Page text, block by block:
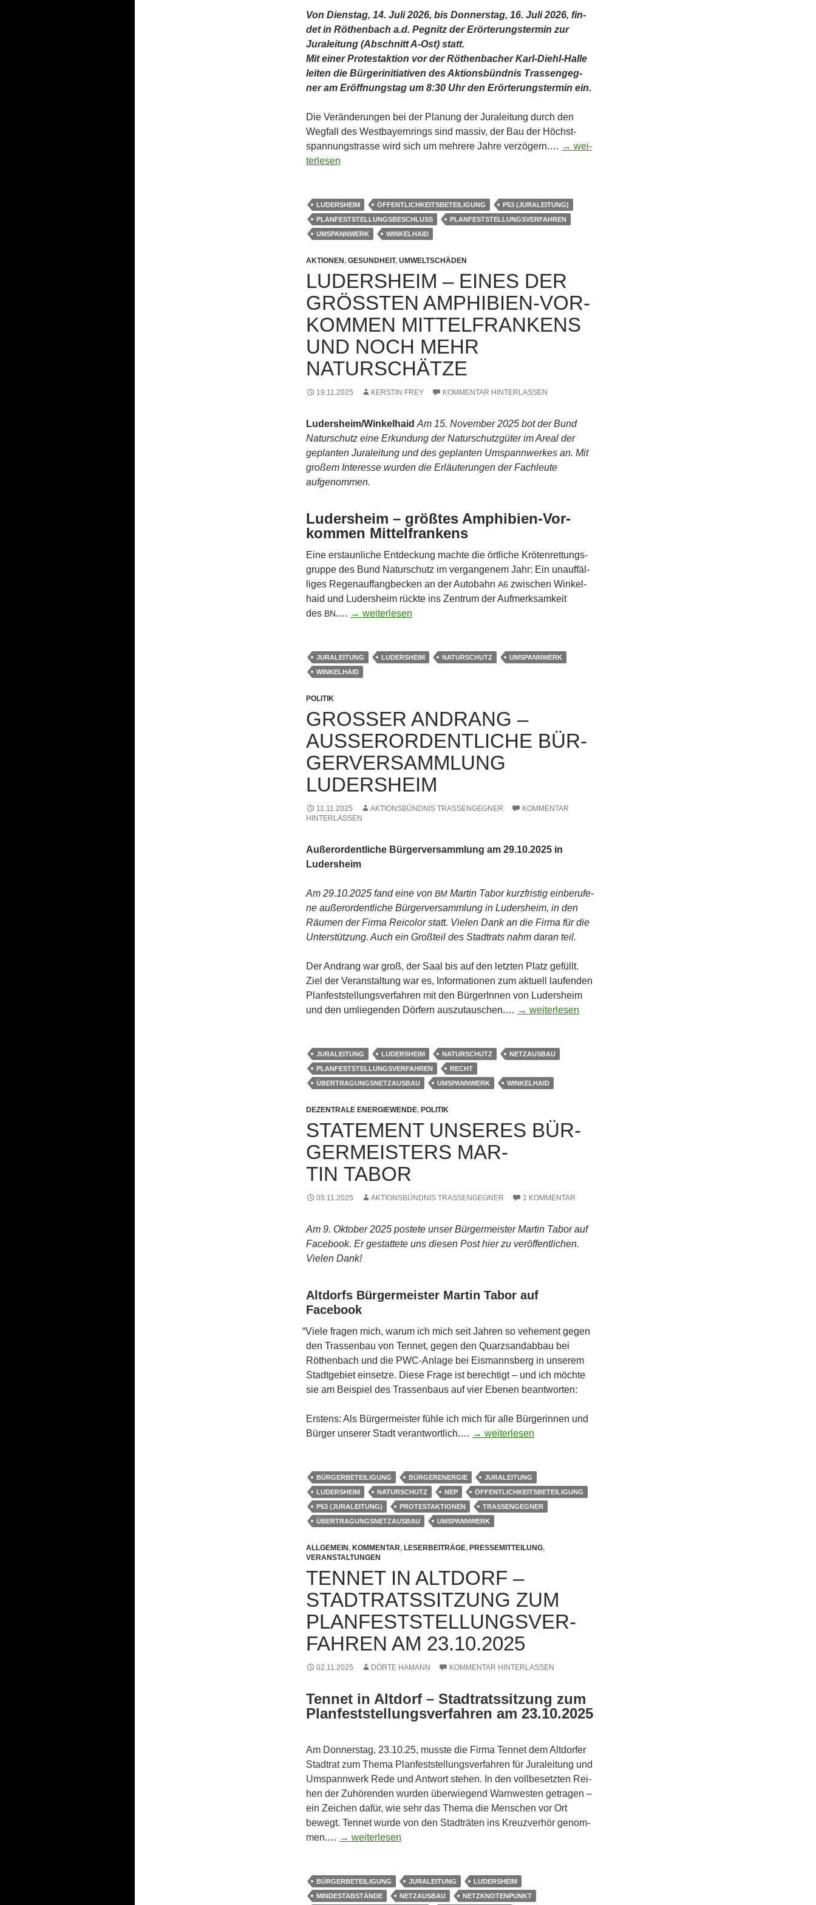
Von Diens­tag, 14. Juli 2026, bis Don­ners­tag, 16. Juli 2026, fin­
det in Röthen­bach a.d. Peg­nitz der Erör­te­rungs­ter­min zur
Jura­lei­tung (Abschnitt A‑Ost) statt.
Mit einer Pro­test­ak­ti­on vor der Röthen­ba­cher Karl-Diehl-Hal­­le
lei­ten die Bür­ger­initia­ti­ven des Akti­ons­bünd­nis Tras­sen­geg­
ner am Eröff­nungs­tag um 8:30 Uhr den Erör­te­rungs­ter­min ein.
Die Ver­än­de­run­gen bei der Pla­nung der Jura­lei­tung durch den
Weg­fall des West­bay­ern­rings sind mas­siv, der Bau der Höchst­
span­nungstras­se wird sich um meh­re­re Jah­re ver­zö­gern.… → wei­
ter­le­sen
LUDERSHEIM ÖFFENTLICHKEITSBETEILIGUNG
P53 (JURALEITUNG)
PLANFESTSTELLUNGSBESCHLUSS
PLANFESTSTELLUNGSVERFAHREN
UMSPANNWERK
WINKELHAID
AKTIONEN , GESUNDHEIT, UMWELTSCHÄDEN
LUDERS­HEIM – EINES DER
GRÖSS­TEN AMPHI­BI­EN-VOR­K
OM­MEN MIT­TEL­FRAN­KENS U
ND NOCH MEHR N
ATURSCHÄTZE
19.11.2025 KERSTIN FREY KOMMENTAR HINTERLASSEN
Ludersheim/Winkelhaid Am 15. Novem­ber 2025 bot der Bund
Natur­schutz eine Erkun­dung der Natur­schutz­gü­ter im Are­al der
geplan­ten Jura­lei­tung und des geplan­ten Umspann­wer­kes an. Mit
gro­ßem Inter­es­se wur­den die Erläu­te­run­gen der Fach­leu­te
aufgenommen.
Luders­heim – größ­tes Amphi­­bi­en-Vor­­­
kom­­men Mittelfrankens
Eine erstaun­li­che Ent­de­ckung mach­te die ört­li­che Krö­ten­ret­tungs­
grup­pe des Bund Natur­schutz im ver­gan­ge­nem Jahr: Ein unauf­fäl­
li­ges Regen­auf­fang­be­cken an der Auto­bahn A6 zwi­schen Win­kel­
haid und Luders­heim rück­te ins Zen­trum der Auf­merk­sam­keit
des BN.… → wei­ter­le­sen
JURALEITUNG LUDERSHEIM NATURSCHUTZ
UMSPANNWERK
WINKELHAID
POLITIK
GRO­SSER ANDRANG – A
USSER­OR­DENT­LI­CHE BÜR­GE
R­VER­SAMM­LUNG LU
DERSHEIM
11.11.2025 AKTIONSBÜNDNIS TRASSENGEGNER
KOMMENTAR
HINTERLASSEN
Außer­or­dent­li­che Bür­ger­ver­samm­lung am 29.10.2025 in
Ludersheim
Am 29.10.2025 fand eine von BM Mar­tin Tabor kurz­fris­tig ein­be­ru­fe­
ne außer­or­dent­li­che Bür­ger­ver­samm­lung in Luders­heim, in den
Räu­men der Fir­ma Rei­co­lor statt. Vie­len Dank an die Fir­ma für die
Unter­stüt­zung. Auch ein Groß­teil des Stadt­rats nahm dar­an teil.
Der Andrang war groß, der Saal bis auf den letz­ten Platz gefüllt.
Ziel der Ver­an­stal­tung war es, Infor­ma­tio­nen zum aktu­ell lau­fen­den
Plan­fest­stel­lungs­ver­fah­ren mit den Bür­ge­rIn­nen von Luders­heim
und den umlie­gen­den Dör­fern aus­zu­tau­schen.… → wei­ter­le­sen
JURALEITUNG LUDERSHEIM NATURSCHUTZ
NETZAUSBAU
PLANFESTSTELLUNGSVERFAHREN
RECHT
ÜBERTRAGUNGSNETZAUSBAU
UMSPANNWERK WINKELHAID
DEZENTRALE ENERGIEWENDE, POLITIK
STATE­MENT UNSE­RES BÜR­
GER­MEIS­TERS MAR­
TIN TABOR
05.11.2025 AKTIONSBÜNDNIS TRASSENGEGNER 1 KOMMENTAR
Am 9. Okto­ber 2025 pos­te­te unser Bür­ger­meis­ter Mar­tin Tabor auf
Face­book. Er gestat­te­te uns die­sen Post hier zu ver­öf­fent­li­chen.
Vie­len Dank!
Alt­dorfs Bür­ger­meis­ter Mar­tin Tabor auf
Facebook
“Vie­le fra­gen mich, war­um ich mich seit Jah­ren so vehe­ment gegen
den Tras­sen­bau von Ten­net, gegen den Quarz­sand­ab­bau bei
Röthen­bach und die PWC-Anla­­ge bei Eis­manns­berg in unse­rem
Stadt­ge­biet ein­set­ze. Die­se Fra­ge ist berech­tigt – und ich möch­te
sie am Bei­spiel des Tras­sen­baus auf vier Ebe­nen beantworten:
Ers­tens: Als Bür­ger­meis­ter füh­le ich mich für alle Bür­ge­rin­nen und
Bür­ger unse­rer Stadt ver­ant­wort­lich.… → wei­ter­le­sen
BÜRGERBETEILIGUNG BÜRGERENERGIE
JURALEITUNG
LUDERSHEIM
NATURSCHUTZ NEP
ÖFFENTLICHKEITSBETEILIGUNG
P53 (JURALEITUNG)
PROTESTAKTIONEN
TRASSENGEGNER
ÜBERTRAGUNGSNETZAUSBAU
UMSPANNWERK
ALLGEMEIN , KOMMENTAR, LESERBEITRÄGE, PRESSEMITTEILUNG,
VERANSTALTUNGEN
TEN­NET IN ALT­DORF –
STADT­RATS­SIT­ZUNG ZUM
PLAN­FEST­STEL­LUNGS­VER­
FAH­REN AM 23.10.2025
02.11.2025 DÖRTE HAMANN KOMMENTAR HINTERLASSEN
Ten­net in Alt­dorf – Stadt­rats­sit­zung zum
Plan­fest­stel­lungs­ver­fah­ren am 23.10.2025
Am Don­ners­tag, 23.10.25, muss­te die Fir­ma Ten­net dem Alt­dor­fer
Stadt­rat zum The­ma Plan­fest­stel­lungs­ver­fah­ren für Jura­lei­tung und
Umspann­werk Rede und Ant­wort ste­hen. In den voll­be­setz­ten Rei­
hen der Zuhö­ren­den wur­den über­wie­gend Warn­wes­ten getra­gen –
ein Zei­chen dafür, wie sehr das The­ma die Men­schen vor Ort
bewegt. Ten­net wur­de von den Stadt­rä­ten ins Kreuz­ver­hör genom­
men.… → wei­ter­le­sen
BÜRGERBETEILIGUNG JURALEITUNG
LUDERSHEIM
MINDESTABSTÄNDE
NETZAUSBAU NETZKNOTENPUNKT